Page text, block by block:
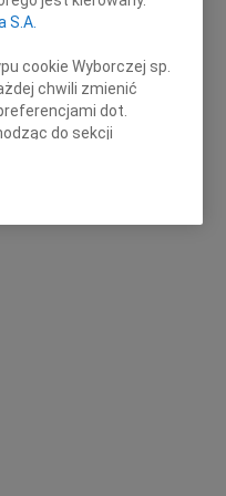
S.A.
cookie Wyborczej sp.
chwili zmienić
dot.
do sekcji
przeglądarki.
identyfikacji.
pomiar reklam i